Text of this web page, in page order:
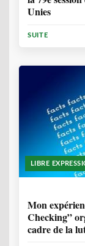
Unies
SUITE
LIBRE
Mon
Checking”
cadre de la